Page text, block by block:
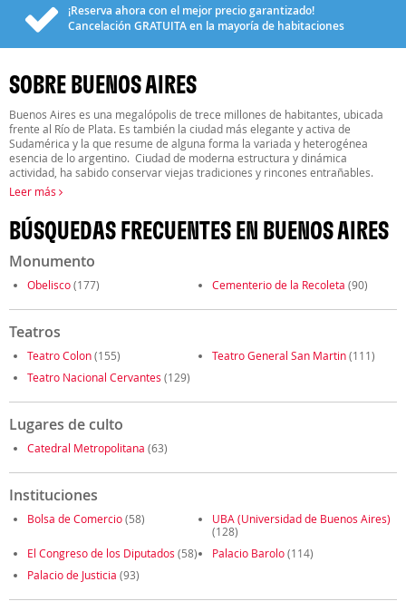
¡Reserva ahora con el mejor precio garantizado!
Cancelación GRATUITAen la mayoría de habitaciones
SOBRE BUENOS AIRES
Buenos Aires es una megalópolis de trece millones de habitantes, ubicada
frente al Río de Plata. Es también la ciudad más elegante y activa de
Sudamérica y la que resume de alguna forma la variada y heterogénea
esencia de lo argentino. Ciudad de moderna estructura y dinámica
actividad, ha sabido conservar viejas tradiciones y rincones entrañables.
Leer más
BÚSQUEDAS FRECUENTES EN BUENOS AIRES
Monumento
Obelisco(177) Cementerio de la Recoleta (90)
Teatros
Teatro Colon(155) Teatro General San Martin(111)
Teatro Nacional Cervantes (129)
Lugares de culto
Catedral Metropolitana (63)
Instituciones
Bolsa de Comercio(58)
UBA (Universidad de Buenos Aires)
(128)
El Congreso de los Diputados (58) Palacio Barolo(114)
Palacio de Justicia (93)